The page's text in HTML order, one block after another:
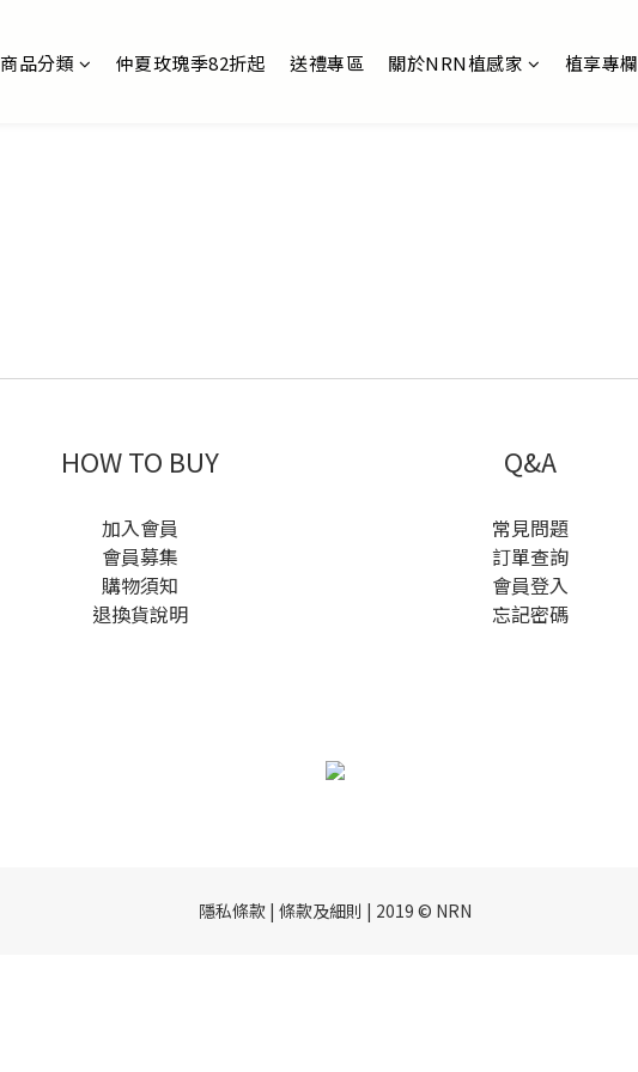
商品分類 仲夏玫瑰季82折起 送禮專區 關於NRN植感家 植享專欄
HOW TO BUY
加入會員
會員募集
購物須知
退換貨說明
Q&A
常見問題
訂單查詢
會員登入
忘記密碼
隱私條款 | 條款及細則 | 2019 © NRN